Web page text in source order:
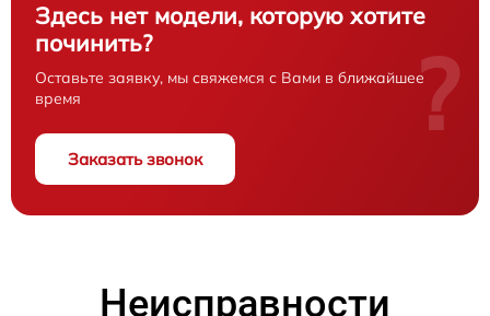
Здесь нет модели, которую хотите
починить?
Оставьте заявку, мы свяжемся с Вами в ближайшее
время
Заказать звонок
?
Неисправности